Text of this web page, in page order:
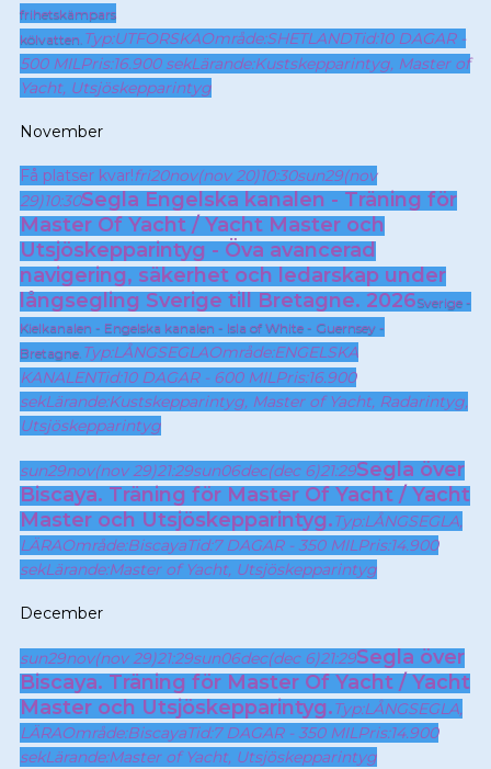
frihetskämpars
kölvatten. Typ:UTFORSKAOmråde:SHETLANDTid:10 DAGAR -
500 MILPris:16.900 sekLärande:Kustskepparintyg, Master of
Yacht, Utsjöskepparintyg
November
Få platser kvar!fri20nov(nov 20)10:30sun29(nov
29)10:30Segla Engelska kanalen - Träning för
Master Of Yacht / Yacht Master och
Utsjöskepparintyg - Öva avancerad
navigering, säkerhet och ledarskap under
långsegling Sverige till Bretagne. 2026Sverige -
Kielkanalen - Engelska kanalen - Isla of White - Guernsey -
Bretagne. Typ:LÅNGSEGLAOmråde:ENGELSKA
KANALENTid:10 DAGAR - 600 MILPris:16.900
sekLärande:Kustskepparintyg, Master of Yacht, Radarintyg,
Utsjöskepparintyg
sun29nov(nov 29)21:29sun06dec(dec 6)21:29Segla över
Biscaya. Träning för Master Of Yacht / Yacht
Master och Utsjöskepparintyg.Typ:LÅNGSEGLA,
LÄRAOmråde:BiscayaTid:7 DAGAR - 350 MILPris:14.900
sekLärande:Master of Yacht, Utsjöskepparintyg
December
sun29nov(nov 29)21:29sun06dec(dec 6)21:29Segla över
Biscaya. Träning för Master Of Yacht / Yacht
Master och Utsjöskepparintyg.Typ:LÅNGSEGLA,
LÄRAOmråde:BiscayaTid:7 DAGAR - 350 MILPris:14.900
sekLärande:Master of Yacht, Utsjöskepparintyg